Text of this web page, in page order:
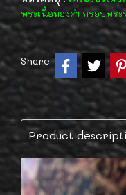
พระเนื้อทองคำ กรอบพระ
Share
Product